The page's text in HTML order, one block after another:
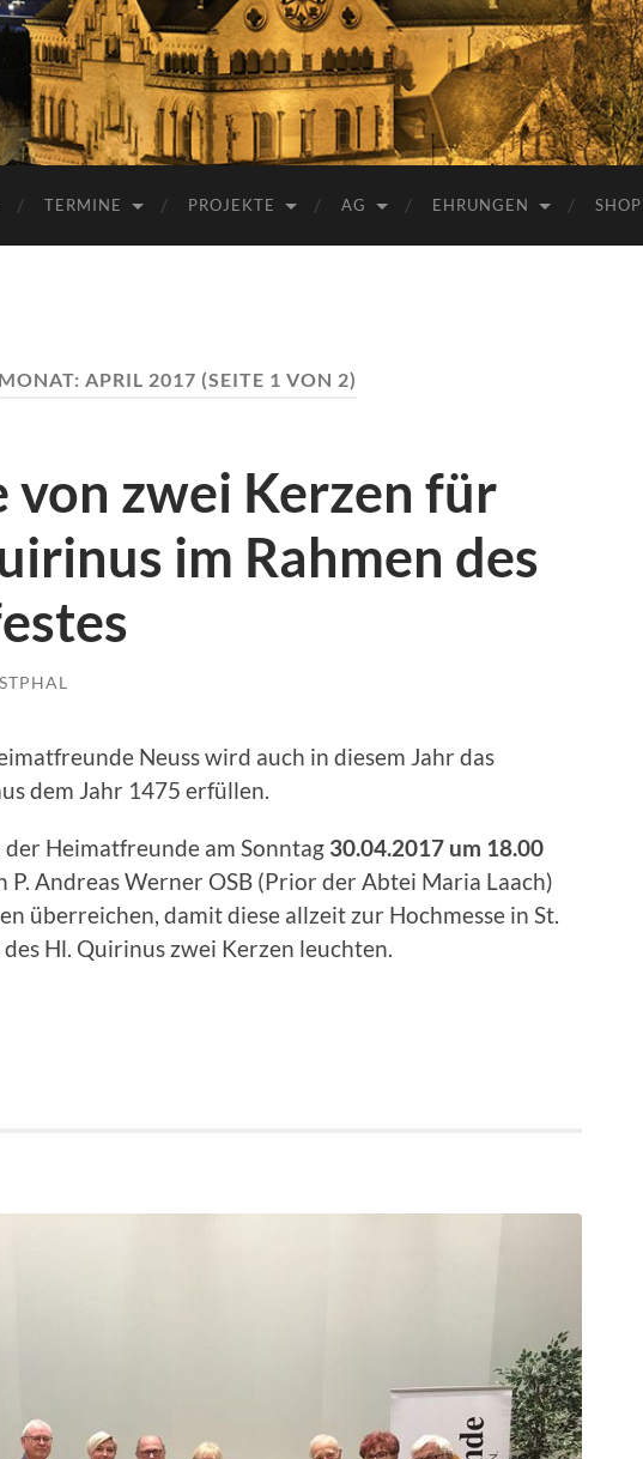
TERMINE PROJEKTE AG EHRUNGEN SHOP
MONAT: APRIL 2017 (SEITE 1 VON 2)
von zwei Kerzen für
im Rahmen des
Neuss wird auch in diesem Jahr das
dem Jahr 1475 erfüllen.
Heimatfreunde am Sonntag 30.04.2017 um 18.00
P. Andreas Werner OSB (Prior der Abtei Maria Laach)
überreichen, damit diese allzeit zur Hochmesse in St.
Hl. Quirinus zwei Kerzen leuchten.